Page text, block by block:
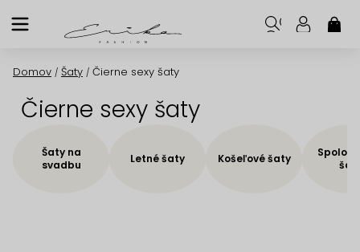
na
Domov / Šaty / Čierne sexy šaty
Čierne sexy šaty
Šaty na
svadbu
Letné šaty Košeľové šaty